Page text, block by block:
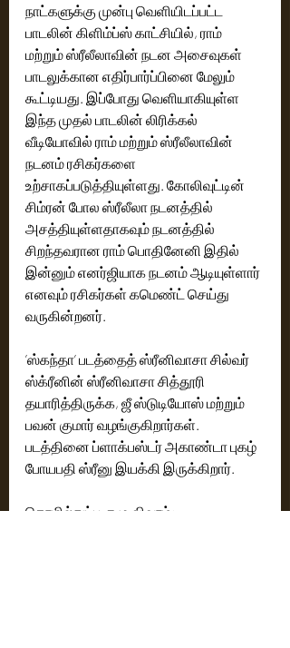
நாட்களுக்கு முன்பு வெளியிடப்பட்ட
பாடலின் கிளிம்ப்ஸ் காட்சியில், ராம்
மற்றும் ஸ்ரீலீலாவின் நடன அசைவுகள்
பாடலுக்கான எதிர்பார்ப்பினை மேலும்
கூட்டியது. இப்போது வெளியாகியுள்ள
இந்த முதல் பாடலின் லிரிக்கல்
வீடியோவில் ராம் மற்றும் ஸ்ரீலீலாவின்
நடனம் ரசிகர்களை
உற்சாகப்படுத்தியுள்ளது. கோலிவுட்டின்
சிம்ரன் போல ஸ்ரீலீலா நடனத்தில்
அசத்தியுள்ளதாகவும் நடனத்தில்
சிறந்தவரான ராம் பொதினேனி இதில்
இன்னும் எனர்ஜியாக நடனம் ஆடியுள்ளார்
எனவும் ரசிகர்கள் கமெண்ட் செய்து
வருகின்றனர்.
’ஸ்கந்தா’ படத்தைத் ஸ்ரீனிவாசா சில்வர்
ஸ்க்ரீனின் ஸ்ரீனிவாசா சித்தூரி
தயாரித்திருக்க, ஜீ ஸ்டுடியோஸ் மற்றும்
பவன் குமார் வழங்குகிறார்கள்.
படத்தினை ப்ளாக்பஸ்டர் அகாண்டா புகழ்
போயபதி ஸ்ரீனு இயக்கி இருக்கிறார்.
தொழில்நுட்ப குழு விவரம்: